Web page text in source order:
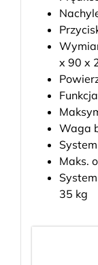
x 90 x
Waga
Maks.
35 kg